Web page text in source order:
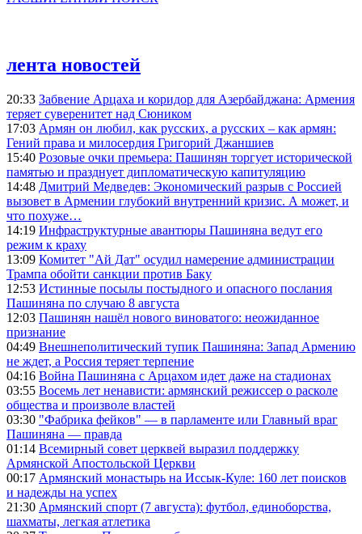
лента новостей
20:33 Забвение Арцаха и коридор для Азербайджана: Армения
теряет суверенитет над Сюником
17:03 Армян он любил, как русских, а русских – как армян:
Гений права и милосердия Григорий Джаншиев
15:40 Розовые очки премьера: Пашинян торгует исторической
памятью и празднует дипломатическую капитуляцию
14:48 Дмитрий Медведев: Экономический разрыв с Россией
вызовет в Армении глубокий внутренний кризис. А может, и
что похуже…
14:19 Инфраструктурные авантюры Пашиняна ведут его
режим к краху
13:09 Комитет "Ай Дат" осудил намерение администрации
Трампа обойти санкции против Баку
12:53 Истинные посылы постыдного и опасного послания
Пашиняна по случаю 8 августа
12:03 Пашинян нашёл нового виноватого: неожиданное
признание
04:49 Внешнеполитический тупик Пашиняна: Запад Армению
не ждет, а Россия теряет терпение
04:16 Война Пашиняна с Арцахом идет даже на стадионах
03:55 Восемь лет ненависти: армянский режиссер о расколе
общества и произволе властей
03:30 "Фабрика фейков" — в парламенте или Главный враг
Пашиняна — правда
01:14 Всемирный совет церквей выразил поддержку
Армянской Апостольской Церкви
00:17 Армянский монастырь на Иссык-Куле: 160 лет поисков
и надежды на успех
21:30 Армянский спорт (7 августа): футбол, единоборства,
шахматы, легкая атлетика